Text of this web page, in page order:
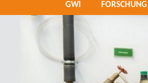
GWI FORSCHUNG